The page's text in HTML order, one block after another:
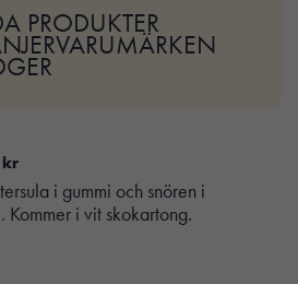
PRODUKTER
VARUMÄRKEN
– Skor i PU
kr
i gummi och snören i
Kommer i vit skokartong.